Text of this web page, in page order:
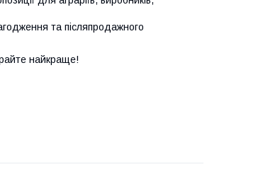
та післяпродажного
найкраще!